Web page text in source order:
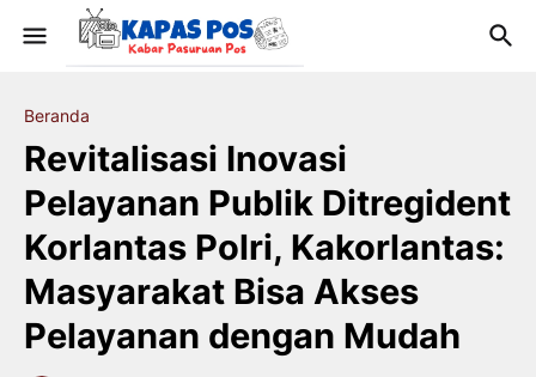
Beranda
Revitalisasi Inovasi
Pelayanan Publik Ditregident
Korlantas Polri, Kakorlantas:
Masyarakat Bisa Akses
Pelayanan dengan Mudah